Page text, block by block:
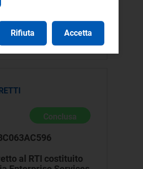
Conclusa
al RTI costituito
Rifiuta Accetta